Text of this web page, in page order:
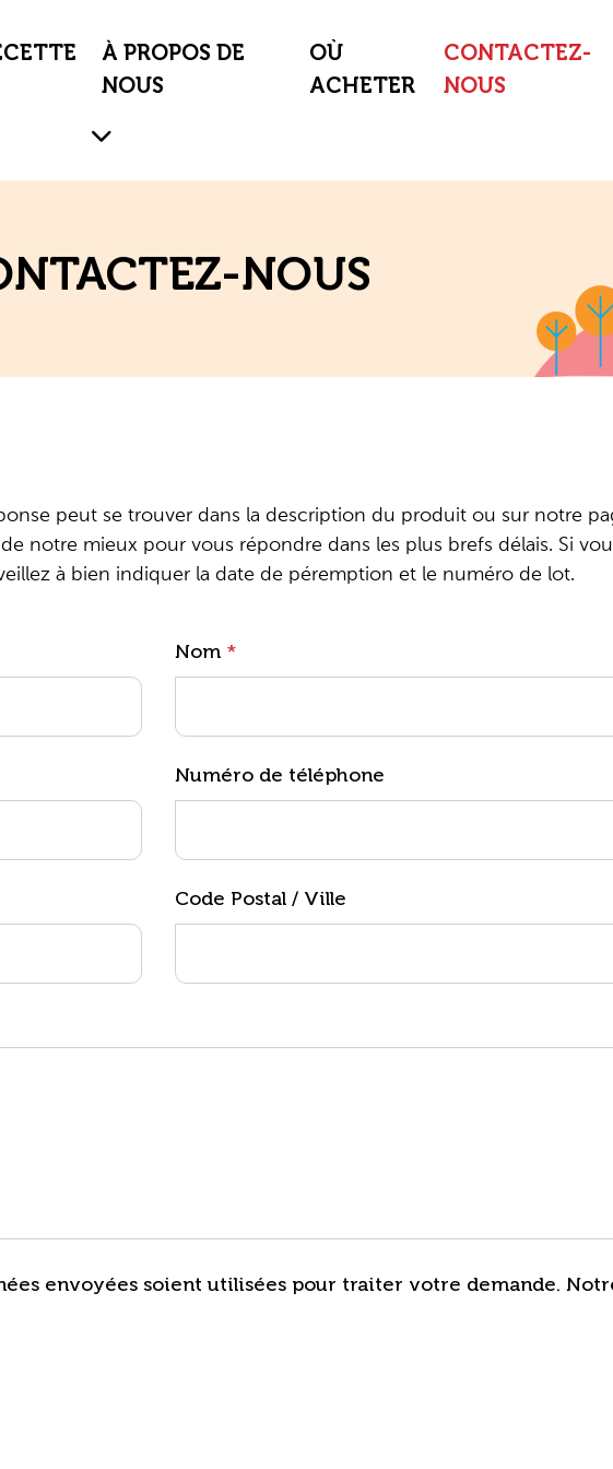
À PROPOS DE
NOUS
OÙ
ACHETER
CONTACTEZ-
NOUS
NOUS
peut se trouver dans la description du produit ou sur notre
notre mieux pour vous répondre dans les plus brefs délais. Si
à bien indiquer la date de péremption et le numéro de lot.
Nom *
Numéro de téléphone
Code Postal / Ville
envoyées soient utilisées pour traiter votre demande.